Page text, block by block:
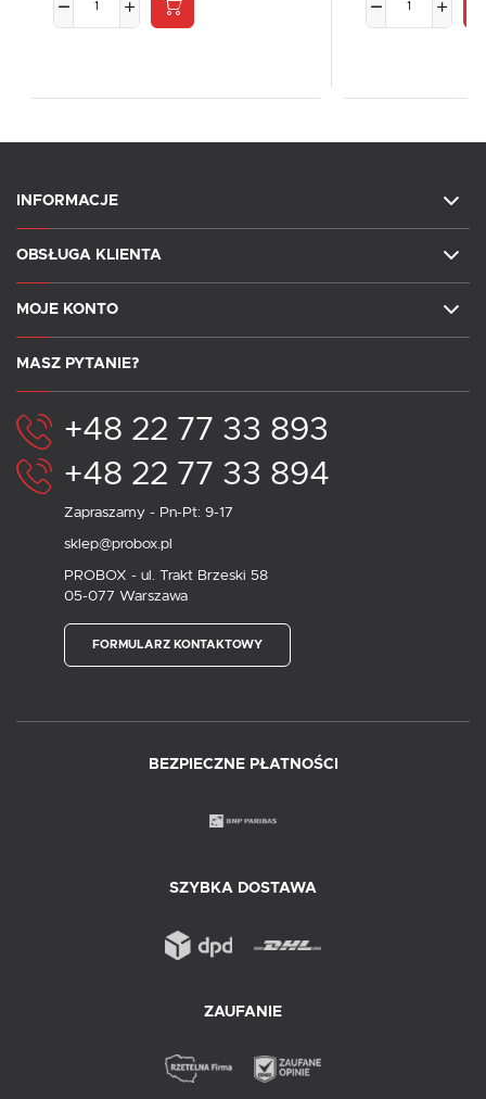
INFORMACJE
OBSŁUGA KLIENTA
MOJE KONTO
MASZ PYTANIE?
+48 22 77 33 893
+48 22 77 33 894
Zapraszamy - Pn-Pt: 9-17
sklep@probox.pl
PROBOX - ul. Trakt Brzeski 58
05-077 Warszawa
FORMULARZ KONTAKTOWY
BEZPIECZNE PŁATNOŚCI
SZYBKA DOSTAWA
ZAUFANIE